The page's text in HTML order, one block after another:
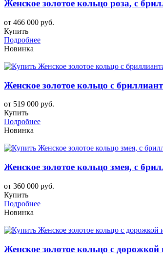
Женское золотое кольцо роза, с
от 466 000 руб.
Купить
Подробнее
Новинка
Женское золотое кольцо с
от 519 000 руб.
Купить
Подробнее
Новинка
Женское золотое кольцо змея, с
от 360 000 руб.
Купить
Подробнее
Новинка
Женское золотое кольцо с дорожкой